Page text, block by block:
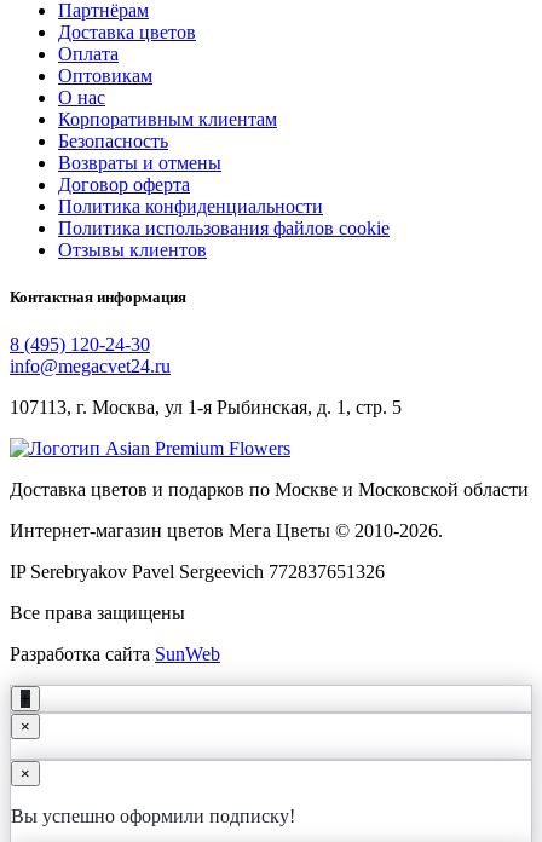
Партнёрам
Доставка цветов
Оплата
Оптовикам
О нас
Корпоративным клиентам
Безопасность
Возвраты и отмены
Договор оферта
Политика конфиденциальности
Политика использования файлов cookie
Отзывы клиентов
Контактная информация
8 (495) 120-24-30
info@megacvet24.ru
107113, г. Москва, ул 1-я Рыбинская, д. 1, стр. 5
Доставка цветов и подарков по Москве и Московской области
Интернет-магазин цветов Мега Цветы © 2010-2026.
IP Serebryakov Pavel Sergeevich 772837651326
Все права защищены
Разработка сайта SunWeb
+
×
×
Вы успешно оформили подписку!